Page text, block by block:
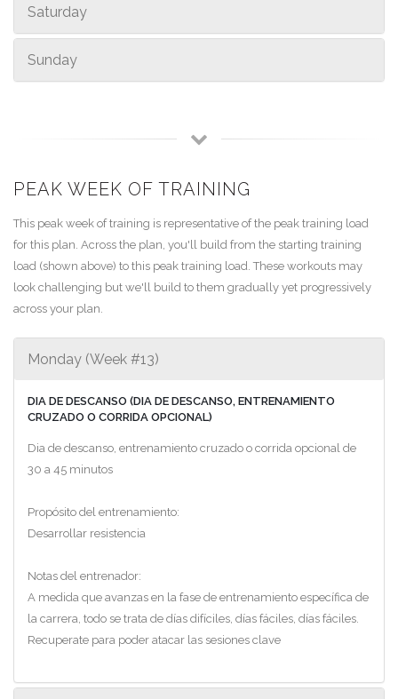
Saturday
Sunday
PEAK WEEK OF TRAINING
This peak week of training is representative of the peak training load
for this plan. Across the plan, you'll build from the starting training
load (shown above) to this peak training load. These workouts may
look challenging but we'll build to them gradually yet progressively
across your plan.
Monday (Week #13)
DIA DE DESCANSO (DIA DE DESCANSO, ENTRENAMIENTO
CRUZADO O CORRIDA OPCIONAL)
Dia de descanso, entrenamiento cruzado o corrida opcional de
30 a 45 minutos
Propósito del entrenamiento:
Desarrollar resistencia
Notas del entrenador:
A medida que avanzas en la fase de entrenamiento específica de
la carrera, todo se trata de días difíciles, días fáciles, días fáciles.
Recuperate para poder atacar las sesiones clave